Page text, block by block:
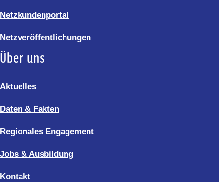
Netzkundenportal
Netzveröffentlichungen
Über uns
Aktuelles
Daten & Fakten
Regionales Engagement
Jobs & Ausbildung
Kontakt